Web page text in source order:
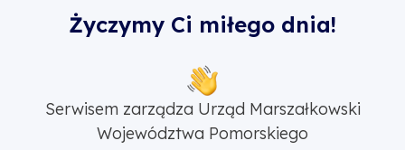
Życzymy Ci miłego dnia!
Serwisem zarządza Urząd Marszałkowski
Województwa Pomorskiego